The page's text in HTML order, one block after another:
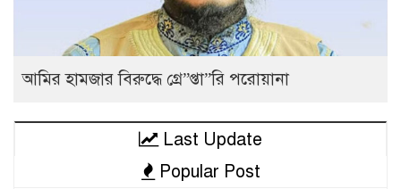
আমির হামজার বিরুদ্ধে গ্রে”প্তা”রি পরোয়ানা
Last Update
Popular Post